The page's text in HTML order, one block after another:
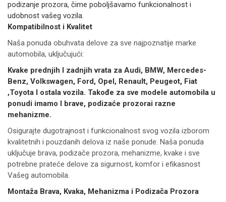
podizanje prozora, čime poboljšavamo funkcionalnost i
udobnost vašeg vozila.
Kompatibilnost i Kvalitet
Naša ponuda obuhvata delove za sve najpoznatije marke
automobila, uključujući:
Kvake prednjih I zadnjih vrata za Audi, BMW, Mercedes-
Benz, Volkswagen, Ford, Opel, Renault, Peugeot, Fiat
,Toyota I ostala vozila. Takođe za sve modele automobila u
ponudi imamo I brave, podizaće prozorai razne
mehanizme.
Osigurajte dugotrajnost i funkcionalnost svog vozila izborom
kvalitetnih i pouzdanih delova iz naše ponude. Naša ponuda
uključuje brava, podizače prozora, mehanizme, kvake i sve
potrebne prateće delove za sigurnost, komfor i efikasnost
Vašeg automobila.
Montaža Brava, Kvaka, Mehanizma i Podizača Prozora